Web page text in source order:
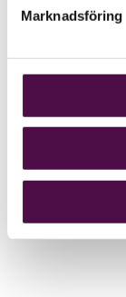
Marknadsföring